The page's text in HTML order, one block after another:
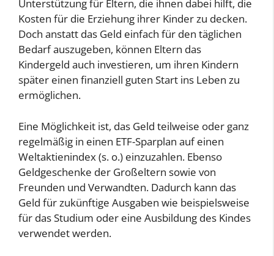
Unterstützung für Eltern, die ihnen dabei hilft, die
Kosten für die Erziehung ihrer Kinder zu decken.
Doch anstatt das Geld einfach für den täglichen
Bedarf auszugeben, können Eltern das
Kindergeld auch investieren, um ihren Kindern
später einen finanziell guten Start ins Leben zu
ermöglichen.
Eine Möglichkeit ist, das Geld teilweise oder ganz
regelmäßig in einen ETF-Sparplan auf einen
Weltaktienindex (s. o.) einzuzahlen. Ebenso
Geldgeschenke der Großeltern sowie von
Freunden und Verwandten. Dadurch kann das
Geld für zukünftige Ausgaben wie beispielsweise
für das Studium oder eine Ausbildung des Kindes
verwendet werden.